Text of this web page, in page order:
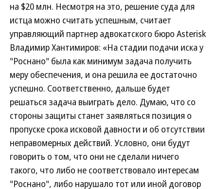
на $20 млн. Несмотря на это, решение суда для
истца можно считать успешным, считает
управляющий партнер адвокатского бюро Asterisk
Владимир Хантимиров: «На стадии подачи иска у
"Роснано" была как минимум задача получить
меру обеспечения, и она решила ее достаточно
успешно. Соответственно, дальше будет
решаться задача выиграть дело. Думаю, что со
стороны защиты станет заявляться позиция о
пропуске срока исковой давности и об отсутствии
неправомерных действий. Условно, они будут
говорить о том, что они не сделали ничего
такого, что либо не соответствовало интересам
"Роснано", либо нарушало тот или иной договор